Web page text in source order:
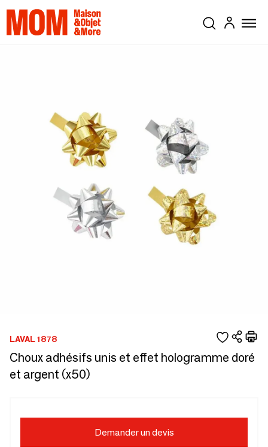
LAVAL 1878
Choux adhésifs unis et effet hologramme doré
et argent (x50)
Demander un devis